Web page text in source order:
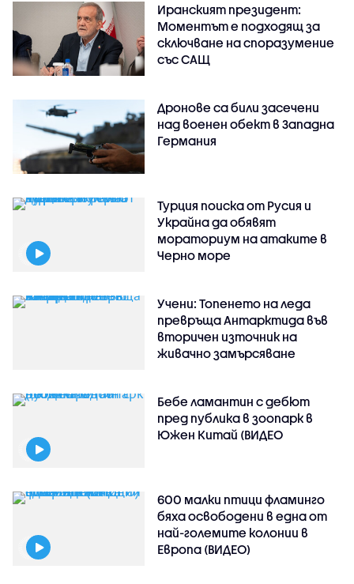
Иранският президент:
Моментът е подходящ за
сключване на споразумение
със САЩ
Дронове са били засечени
над военен обект в Западна
Германия
Турция поиска от Русия и
Украйна да обявят
мораториум на атаките в
Черно море
Учени: Топенето на леда
превръща Антарктида във
вторичен източник на
живачно замърсяване
Бебе ламантин с дебют
пред публика в зоопарк в
Южен Китай (ВИДЕО
600 малки птици фламинго
бяха освободени в една от
най-големите колонии в
Европа (ВИДЕО)